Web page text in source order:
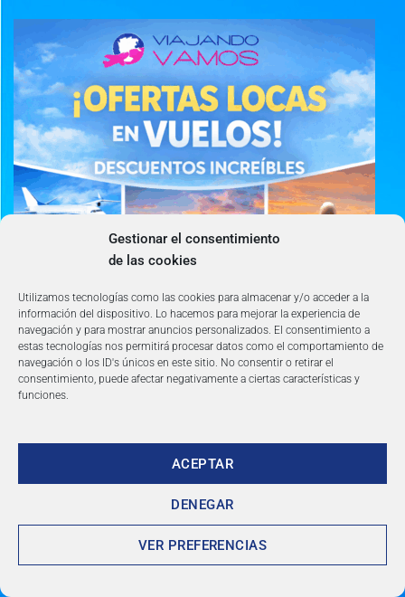
Gestionar el consentimiento
de las cookies
Utilizamos tecnologías como las cookies para almacenar y/o acceder a la
información del dispositivo. Lo hacemos para mejorar la experiencia de
navegación y para mostrar anuncios personalizados. El consentimiento a
estas tecnologías nos permitirá procesar datos como el comportamiento de
navegación o los ID's únicos en este sitio. No consentir o retirar el
consentimiento, puede afectar negativamente a ciertas características y
funciones.
ACEPTAR
DENEGAR
VER PREFERENCIAS
DESCUENTOS de
hasta 60%